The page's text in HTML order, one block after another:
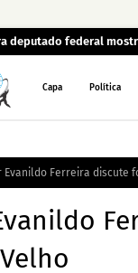
deputado federal
Capa Política
Evanildo Ferreira discute